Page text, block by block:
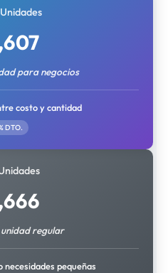
para negocios
costo y cantidad
DTO.
regular
necesidades pequeñas